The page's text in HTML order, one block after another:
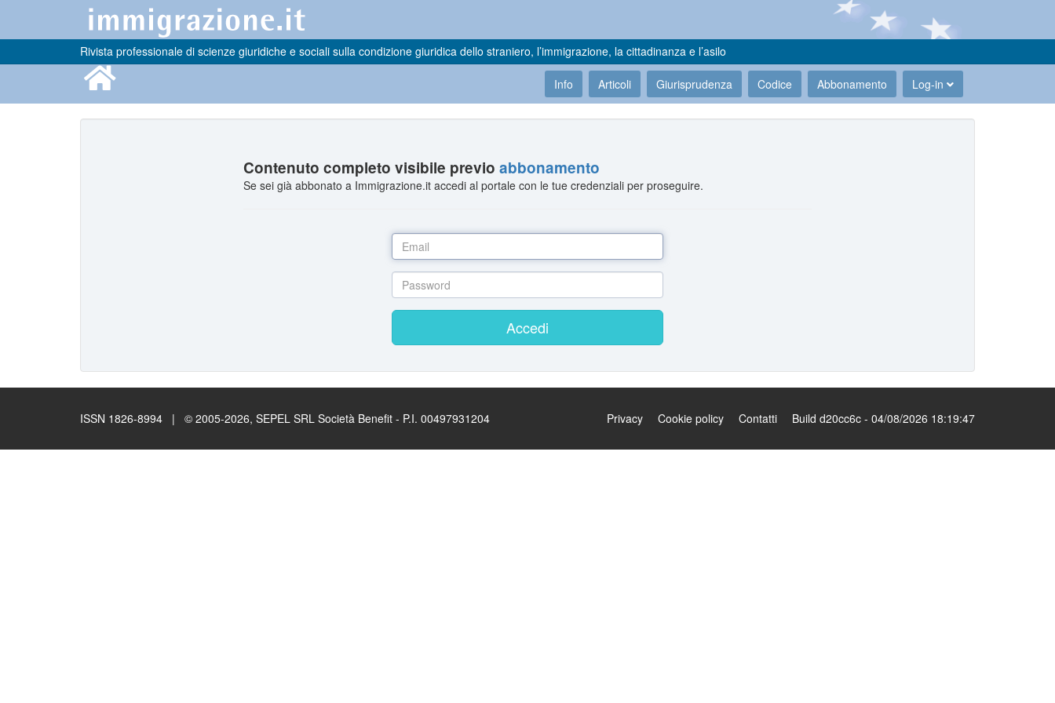
Rivista professionale di scienze giuridiche e sociali sulla condizione giuridica dello straniero, l’immigrazione, la cittadinanza e l’asilo
Info Articoli Giurisprudenza Codice Abbonamento Log-in
Contenuto completo visibile previoabbonamento
Se sei già abbonato a Immigrazione.it accedi al portale con le tue credenziali per proseguire.
Accedi
ISSN 1826-8994 | © 2005-2026, SEPEL SRL Società Benefit - P.I. 00497931204 Privacy Cookie policy Contatti Build d20cc6c - 04/08/2026 18:19:47